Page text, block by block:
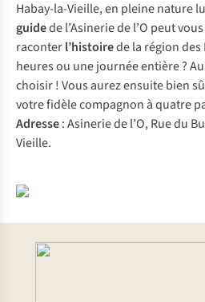
Habay-la-Vieille, en pleine nature
guidede l’Asinerie de l’O peut
raconterl’histoirede la région des
heures ou une journée entière ?
choisir ! Vous aurez ensuite bien
votre fidèle compagnon à quatre
Adresse: Asinerie de l’O, Rue du
Vieille.